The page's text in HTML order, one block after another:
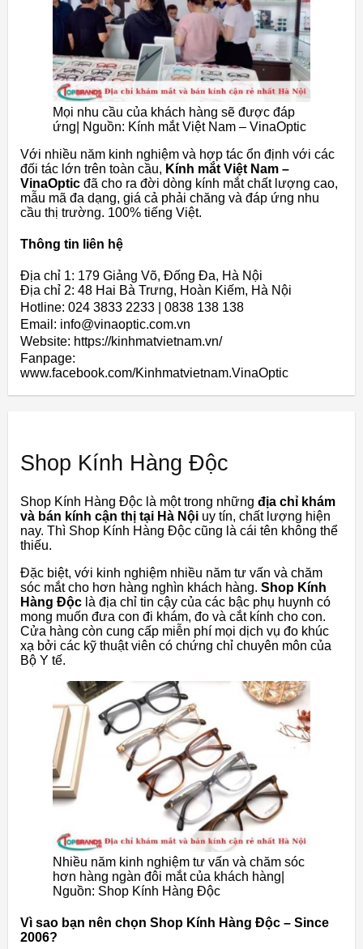
Mọi nhu cầu của khách hàng sẽ được đáp
ứng| Nguồn: Kính mắt Việt Nam – VinaOptic
Với nhiều năm kinh nghiệm và hợp tác ổn định với các
đối tác lớn trên toàn cầu, Kính mắt Việt Nam –
VinaOptic đã cho ra đời dòng kính mắt chất lượng cao,
mẫu mã đa dạng, giá cả phải chăng và đáp ứng nhu
cầu thị trường. 100% tiếng Việt.
Thông tin liên hệ
Địa chỉ 1: 179 Giảng Võ, Đống Đa, Hà Nội
Địa chỉ 2: 48 Hai Bà Trưng, Hoàn Kiếm, Hà Nội
Hotline: 024 3833 2233 | 0838 138 138
Email: info@vinaoptic.com.vn
Website: https://kinhmatvietnam.vn/
Fanpage:
www.facebook.com/Kinhmatvietnam.VinaOptic
Shop Kính Hàng Độc
Shop Kính Hàng Độc là một trong những địa chỉ khám
và bán kính cận thị tại Hà Nội uy tín, chất lượng hiện
nay. Thì Shop Kính Hàng Độc cũng là cái tên không thể
thiếu.
Đặc biệt, với kinh nghiệm nhiều năm tư vấn và chăm
sóc mắt cho hơn hàng nghìn khách hàng. Shop Kính
Hàng Độc là địa chỉ tin cậy của các bậc phụ huynh có
mong muốn đưa con đi khám, đo và cắt kính cho con.
Cửa hàng còn cung cấp miễn phí mọi dịch vụ đo khúc
xạ bởi các kỹ thuật viên có chứng chỉ chuyên môn của
Bộ Y tế.
Nhiều năm kinh nghiệm tư vấn và chăm sóc
hơn hàng ngàn đôi mắt của khách hàng|
Nguồn: Shop Kính Hàng Độc
Vì sao bạn nên chọn Shop Kính Hàng Độc – Since
2006?